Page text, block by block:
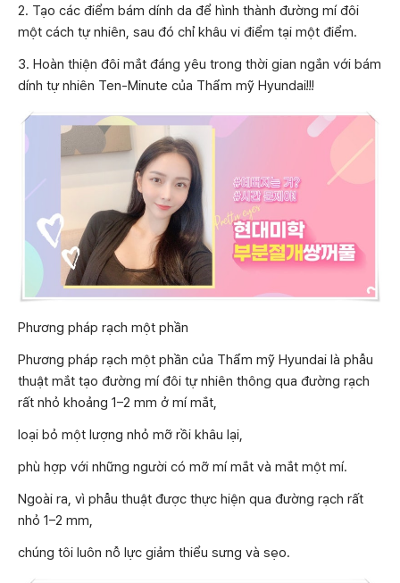
2. Tạo các điểm bám dính da để hình thành đường mí đôi
một cách tự nhiên, sau đó chỉ khâu vi điểm tại một điểm.
3. Hoàn thiện đôi mắt đáng yêu trong thời gian ngắn với bám
dính tự nhiên Ten-Minute của Thẩm mỹ Hyundai!!!
Phương pháp rạch một phần
Phương pháp rạch một phần của Thẩm mỹ Hyundai là phẫu
thuật mắt tạo đường mí đôi tự nhiên thông qua đường rạch
rất nhỏ khoảng 1–2 mm ở mí mắt,
loại bỏ một lượng nhỏ mỡ rồi khâu lại,
phù hợp với những người có mỡ mí mắt và mắt một mí.
Ngoài ra, vì phẫu thuật được thực hiện qua đường rạch rất
nhỏ 1–2 mm,
chúng tôi luôn nỗ lực giảm thiểu sưng và sẹo.